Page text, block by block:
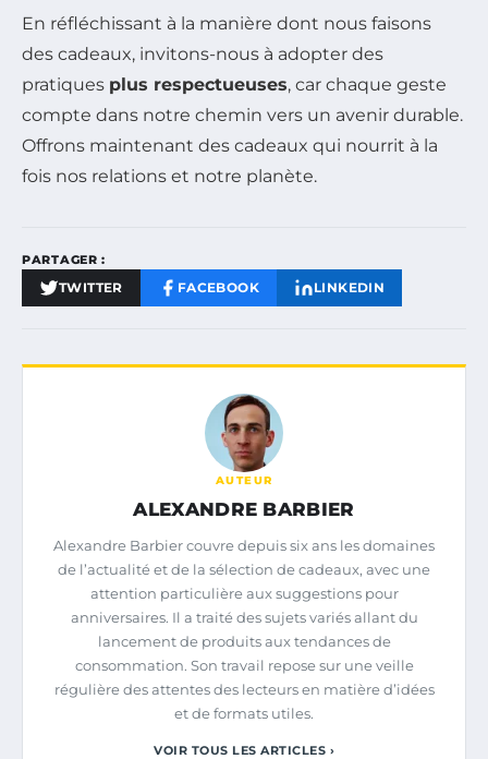
En réfléchissant à la manière dont nous faisons
des cadeaux, invitons-nous à adopter des
pratiques plus respectueuses, car chaque geste
compte dans notre chemin vers un avenir durable.
Offrons maintenant des cadeaux qui nourrit à la
fois nos relations et notre planète.
PARTAGER :
TWITTER FACEBOOK LINKEDIN
AUTEUR
ALEXANDRE BARBIER
Alexandre Barbier couvre depuis six ans les domaines
de l’actualité et de la sélection de cadeaux, avec une
attention particulière aux suggestions pour
anniversaires. Il a traité des sujets variés allant du
lancement de produits aux tendances de
consommation. Son travail repose sur une veille
régulière des attentes des lecteurs en matière d’idées
et de formats utiles.
VOIR TOUS LES ARTICLES ›